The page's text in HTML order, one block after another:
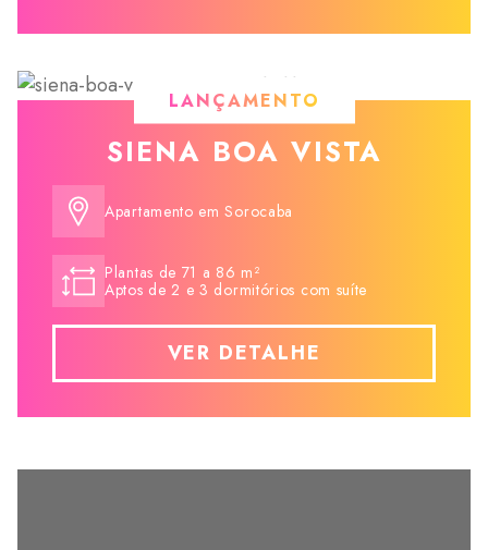
LANÇAMENTO
SIENA BOA VISTA
Apartamento em Sorocaba
Plantas de 71 a 86 m²
Aptos de 2 e 3 dormitórios com suíte
VER DETALHE